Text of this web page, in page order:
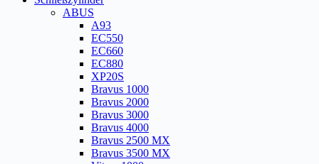
ABUS
A93
EC550
EC660
EC880
XP20S
Bravus 1000
Bravus 2000
Bravus 3000
Bravus 4000
Bravus 2500 MX
Bravus 3500 MX